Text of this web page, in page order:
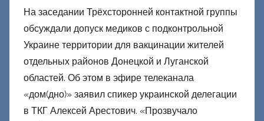
Д
о
н
е
ц
На заседании Трёхсторонней контактной группы
обсуждали допуск медиков с подконтрольной
Украине территории для вакцинации жителей
отдельных районов Донецкой и Луганской
областей. Об этом в эфире телеканала
«дом(дно)» заявил спикер украинской делегации
в ТКГ Алексей Арестович. «Прозвучало